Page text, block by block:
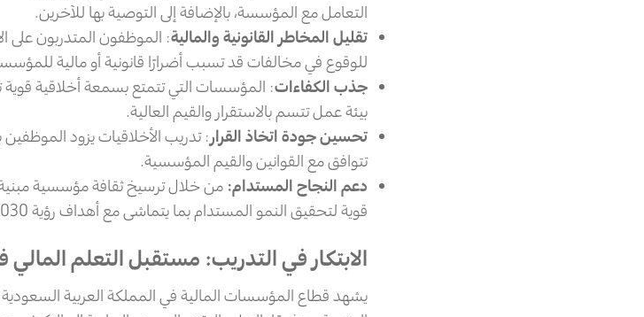
التعامل مع المؤسسة، بالإضافة إلى التوصية بها للآخرين.
تقليل المخاطر القانونية والمالية: الموظفون المتدربون على
للوقوع في مخالفات قد تسبب أضرارًا قانونية أو مالية
جذب الكفاءات: المؤسسات التي تتمتع بسمعة أخلاقية
بيئة عمل تتسم بالاستقرار والقيم العالية.
تحسين جودة اتخاذ القرار: تدريب الأخلاقيات يزود الموظفين
تتوافق مع القوانين والقيم المؤسسية.
دعم النجاح المستدام: من خلال ترسيخ ثقافة مؤسسية
قوية لتحقيق النمو المستدام بما يتماشى مع أهداف رؤية 2030.
الابتكار في التدريب: مستقبل التعلم
يشهد قطاع المؤسسات المالية في المملكة العربية السعودية